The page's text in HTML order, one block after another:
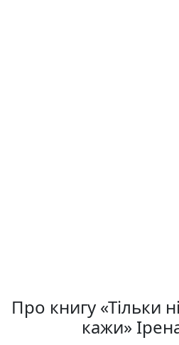
Про книгу «Тільки
кажи»